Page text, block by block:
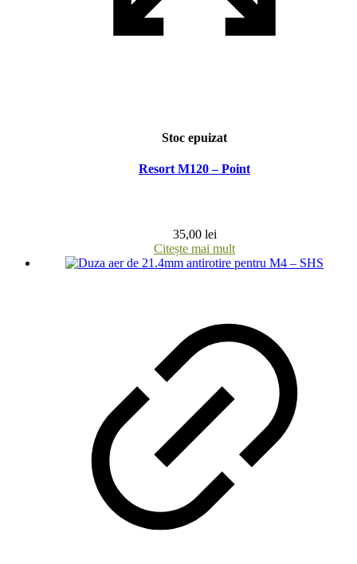
Stoc epuizat
Resort M120 – Point
35,00 lei
Citește mai mult